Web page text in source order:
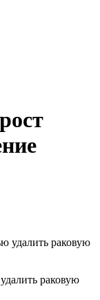
раковую